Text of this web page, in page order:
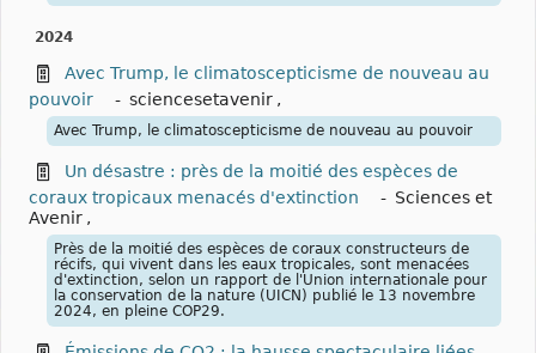
2024
Avec Trump, le climatoscepticisme de nouveau au
pouvoir
- sciencesetavenir ,
Avec Trump, le climatoscepticisme de nouveau au pouvoir
Un désastre : près de la moitié des espèces de
coraux tropicaux menacés d'extinction
- Sciences et
Avenir ,
Près de la moitié des espèces de coraux constructeurs de
récifs, qui vivent dans les eaux tropicales, sont menacées
d'extinction, selon un rapport de l'Union internationale pour
la conservation de la nature (UICN) publié le 13 novembre
2024, en pleine COP29.